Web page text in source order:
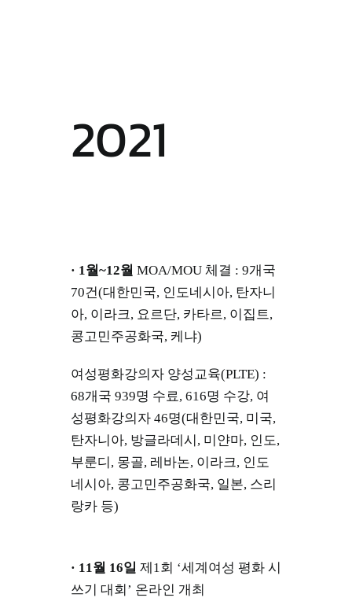
2021
· 1월~12월 MOA/MOU 체결 : 9개국
70건(대한민국, 인도네시아, 탄자니
아, 이라크, 요르단, 카타르, 이집트,
콩고민주공화국, 케냐)
여성평화강의자 양성교육(PLTE) :
68개국 939명 수료, 616명 수강, 여
성평화강의자 46명(대한민국, 미국,
탄자니아, 방글라데시, 미얀마, 인도,
부룬디, 몽골, 레바논, 이라크, 인도
네시아, 콩고민주공화국, 일본, 스리
랑카 등)
· 11월 16일 제1회 ‘세계여성 평화 시
쓰기 대회’ 온라인 개최